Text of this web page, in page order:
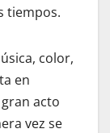
tiempos.
color,
en
acto
vez se